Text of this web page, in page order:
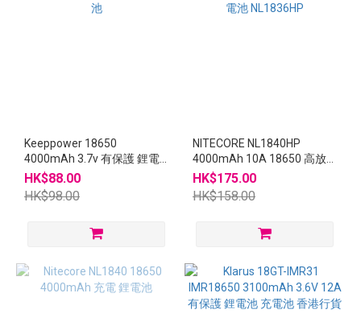
Keeppower 18650
4000mAh 3.7v 有保護 鋰電
充電 Li-ion 電池
HK$88.00
HK$98.00
NITECORE NL1840HP
4000mAh 10A 18650 高放
電 充電池 NL1836HP
HK$175.00
HK$158.00